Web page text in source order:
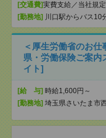
[交通費]実費支給／当社規定
[勤務地] 川口駅からバス10
＜厚生労働省のお
県・労働保険ご案内
イト]
[給 与] 時給1,600円～
[勤務地] 埼玉県さいたま市